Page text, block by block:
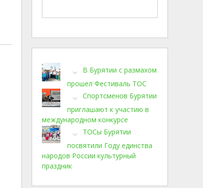
В Бурятии с размахом
прошел Фестиваль ТОС
Спортсменов Бурятии
приглашают к участию в
международном конкурсе
ТОСы Бурятии
посвятили Году единства
народов России культурный
праздник